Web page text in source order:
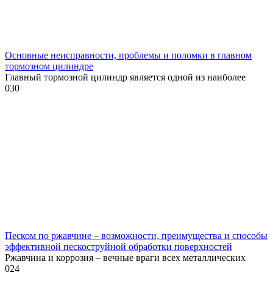
Основные неисправности, проблемы и поломки в главном
тормозном цилиндре
Главный тормозной цилиндр является одной из наиболее
030
Песком по ржавчине – возможности, преимущества и способы
эффективной пескоструйной обработки поверхностей
Ржавчина и коррозия – вечные враги всех металлических
024